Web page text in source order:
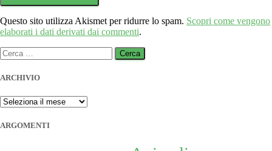
Questo sito utilizza Akismet per ridurre lo spam. Scopri come vengono
elaborati i dati derivati dai commenti.
Ricerca
per:
ARCHIVIO
ARCHIVIO
ARGOMENTI